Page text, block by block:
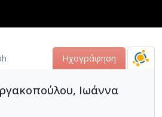
Ηχογράφηση
Ιωάννα